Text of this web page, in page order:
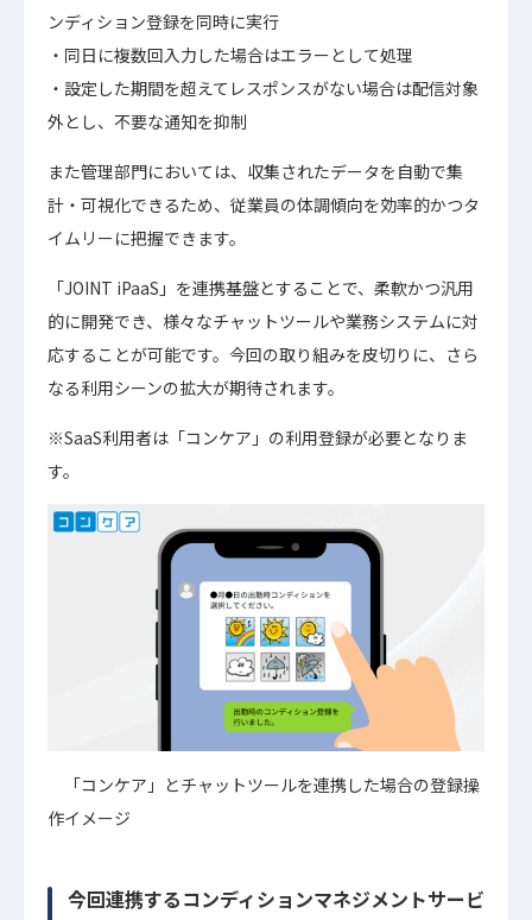
ンディション登録を同時に実行
同日に複数回入力した場合はエラーとして処理
設定した期間を超えてレスポンスがない場合は配信対象
外とし、不要な通知を抑制
また管理部門においては、収集されたデータを自動で集
計・可視化できるため、従業員の体調傾向を効率的かつタ
イムリーに把握できます。
「JOINT iPaaS」を連携基盤とすることで、柔軟かつ汎用
的に開発でき、様々なチャットツールや業務システムに対
応することが可能です。今回の取り組みを皮切りに、さら
なる利用シーンの拡大が期待されます。
※SaaS利用者は「コンケア」の利用登録が必要となりま
す。
「コンケア」とチャットツールを連携した場合の登録操
作イメージ
今回連携するコンディションマネジメントサービ